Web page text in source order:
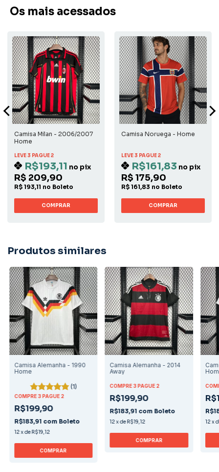
Os mais acessados
Camisa Milan - 2006/2007
Home
LEVE 3 PAGUE 2
R$193,11 no pix
R$ 209,90
R$ 193,11 no Boleto
COMPRAR
Camisa Noruega - Home
LEVE 3 PAGUE 2
R$161,83 no pix
R$ 175,90
R$ 161,83 no Boleto
COMPRAR
Produtos similares
Camisa Alemanha - 1990
Home
(1)
COMPRE 3 PAGUE 2
R$199,90
R$183,91 com Boleto
12xde R$19,12
COMPRAR
Camisa Alemanha - 2014
Away
COMPRE 3 PAGUE 2
R$199,90
R$183,91 com Boleto
12xde R$19,12
COMPRAR
12 x